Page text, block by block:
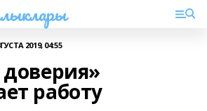
2019, 04:55
работу